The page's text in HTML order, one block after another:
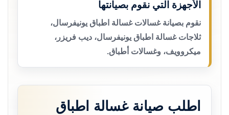
الأجهزة التي نقوم بصيانتها
نقوم بصيانة غسالات غسالة اطباق يونيفرسال،
ثلاجات غسالة اطباق يونيفرسال، ديب فريزر،
ميكروويف، وغسالات أطباق.
اطلب صيانة غسالة اطباق